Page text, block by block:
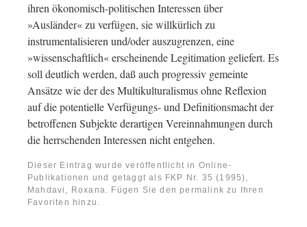
ihren ökonomisch-politischen Interessen über
»Ausländer« zu verfügen, sie willkürlich zu
instrumentalisieren und/oder auszugrenzen, eine
»wissenschaftlich« erscheinende Legitimation geliefert. Es
soll deutlich werden, daß auch progressiv gemeinte
Ansätze wie der des Multikulturalismus ohne Reflexion
auf die potentielle Verfügungs- und Definitionsmacht der
betroffenen Subjekte derartigen Vereinnahmungen durch
die herrschenden Interessen nicht entgehen.
Dieser Eintrag wurde veröffentlicht in Online-
Publikationen und getaggt als FKP Nr. 35 (1995),
Mahdavi, Roxana. Fügen Sie denpermalink zu Ihren
Favoriten hinzu.